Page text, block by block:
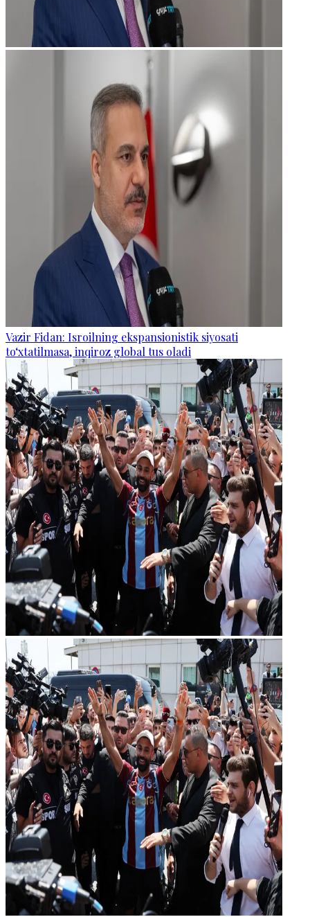
Vazir Fidan: Isroilning ekspansionistik siyosati
to‘xtatilmasa, inqiroz global tus oladi